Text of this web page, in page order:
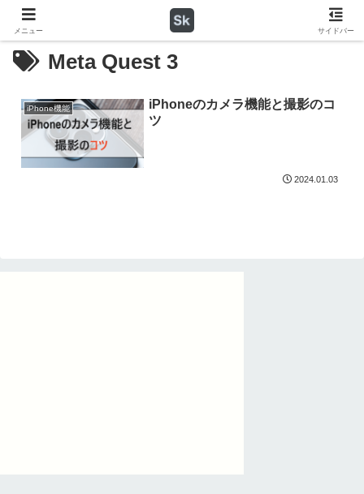
Meta Quest 3
iPhone機能
iPhoneのカメラ機能と撮影のコ
ツ
2024.01.03
メニュー サイドバー